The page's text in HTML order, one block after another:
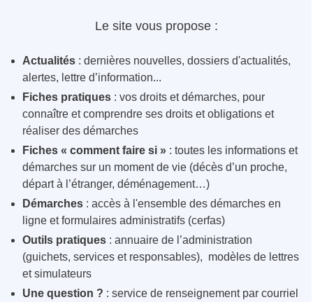
Le site vous propose :
Actualités : dernières nouvelles, dossiers d'actualités,
alertes, lettre d’information...
Fiches pratiques : vos droits et démarches, pour
connaître et comprendre ses droits et obligations et
réaliser des démarches
Fiches « comment faire si » : toutes les informations et
démarches sur un moment de vie (décès d’un proche,
départ à l’étranger, déménagement…)
Démarches : accès à l'ensemble des démarches en
ligne et formulaires administratifs (cerfas)
Outils pratiques : annuaire de l’administration
(guichets, services et responsables), modèles de lettres
et simulateurs
Une question ? : service de renseignement par courriel